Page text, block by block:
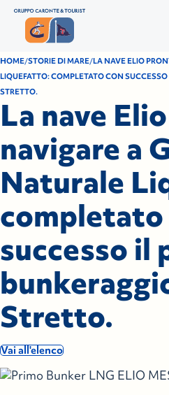
HOME STORIE DI MARE LA NAVE ELIO
LIQUEFATTO: COMPLETATO CON
STRETTO.
La nave
navigare a
Naturale
completato
successo il
Stretto.
Vai all'elenco